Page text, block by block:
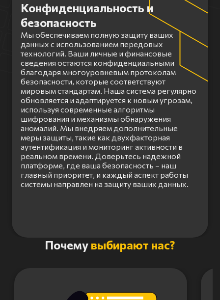
Конфиденциальность и
безопасность
Мы обеспечиваем полную защиту ваших
данных с использованием передовых
технологий. Ваши личные и финансовые
сведения остаются конфиденциальными
благодаря многоуровневым протоколам
безопасности, которые соответствуют
мировым стандартам. Наша система регулярно
обновляется и адаптируется к новым угрозам,
используя современные алгоритмы
шифрования и механизмы обнаружения
аномалий. Мы внедряем дополнительные
меры защиты, такие как двухфакторная
аутентификация и мониторинг активности в
реальном времени. Доверьтесь надежной
платформе, где ваша безопасность – наш
главный приоритет, и каждый аспект работы
системы направлен на защиту ваших данных.
Почему выбирают нас?